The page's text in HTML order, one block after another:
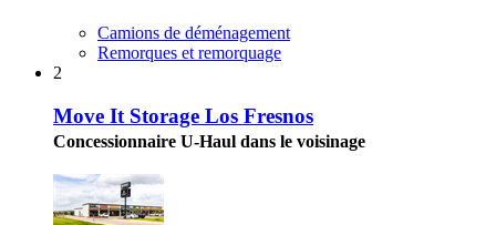
Camions de déménagement
Remorques et remorquage
2
Move It Storage Los Fresnos
Concessionnaire U-Haul dans le voisinage